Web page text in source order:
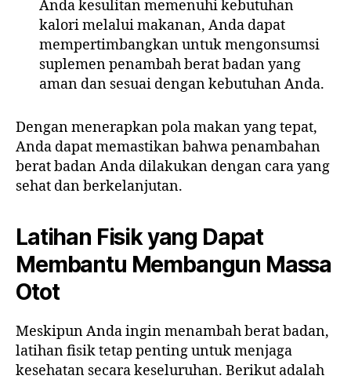
Anda kesulitan memenuhi kebutuhan
kalori melalui makanan, Anda dapat
mempertimbangkan untuk mengonsumsi
suplemen penambah berat badan yang
aman dan sesuai dengan kebutuhan Anda.
Dengan menerapkan pola makan yang tepat,
Anda dapat memastikan bahwa penambahan
berat badan Anda dilakukan dengan cara yang
sehat dan berkelanjutan.
Latihan Fisik yang Dapat
Membantu Membangun Massa
Otot
Meskipun Anda ingin menambah berat badan,
latihan fisik tetap penting untuk menjaga
kesehatan secara keseluruhan. Berikut adalah